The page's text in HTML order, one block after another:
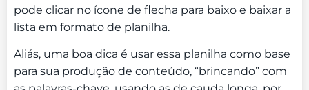
pode clicar no ícone de flecha para baixo e baixar a
lista em formato de planilha.
Aliás, uma boa dica é usar essa planilha como base
para sua produção de conteúdo, “brincando” com